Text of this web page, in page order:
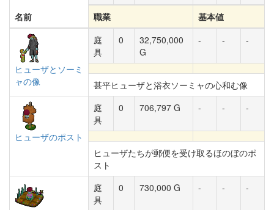
名前
職業
基本値
ヒューザとソーミ
ャの像
庭
具
0
32,750,000
G
- - -
甚平ヒューザと浴衣ソーミャの心和む像
ヒューザのポスト
庭
具
0 706,797 G - - -
ヒューザたちが郵便を受け取るほのぼのポ
スト
庭
具
0 730,000 G - - -